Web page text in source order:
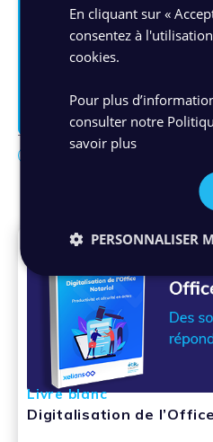
Contenus
Livre blanc
Digitalisation de
En cliquant sur «
consentez à
cookies.
Pour plus
consulter notre
savoir plus
PERSONNALISER